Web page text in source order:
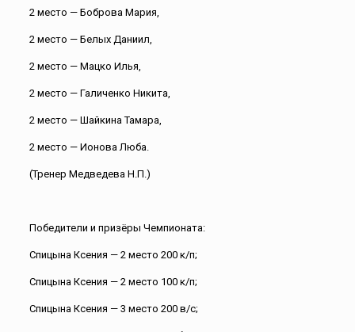
2 место — Боброва Мария,
2 место — Белых Даниил,
2 место — Мацко Илья,
2 место — Галиченко Никита,
2 место — Шайкина Тамара,
2 место — Ионова Люба.
(Тренер Медведева Н.П.)
Победители и призёры Чемпионата:
Спицына Ксения — 2 место 200 к/п;
Спицына Ксения — 2 место 100 к/п;
Спицына Ксения — 3 место 200 в/с;